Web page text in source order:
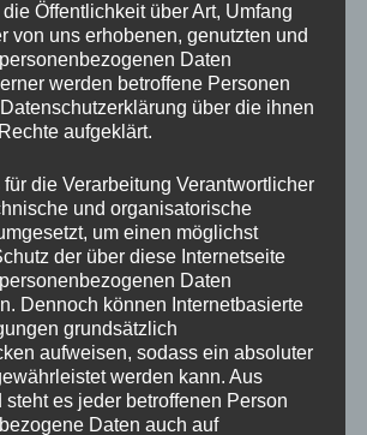
und Schild Kauflink.>LINK<
Öffentlichkeit über Art, Umfang
von uns erhobenen, genutzten und
Daten
werden betroffene Personen
über die ihnen
aufgeklärt.
die Verarbeitung Verantwortlicher
und organisatorische
um einen möglichst
der über diese Internetseite
Daten
Dennoch können Internetbasierte
grundsätzlich
aufweisen, sodass ein absoluter
werden kann. Aus
steht es jeder betroffenen Person
Daten auch auf